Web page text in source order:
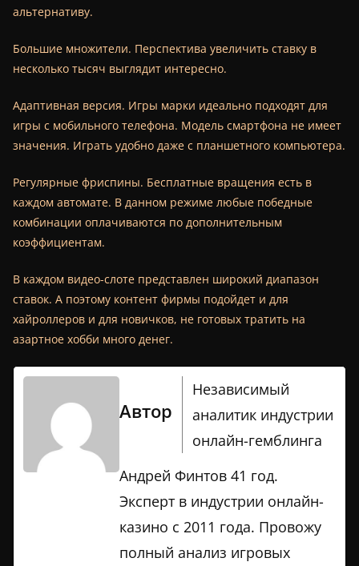
альтернативу.
Большие множители. Перспектива увеличить ставку в
несколько тысяч выглядит интересно.
Адаптивная версия. Игры марки идеально подходят для
игры с мобильного телефона. Модель смартфона не имеет
значения. Играть удобно даже с планшетного компьютера.
Регулярные фриспины. Бесплатные вращения есть в
каждом автомате. В данном режиме любые победные
комбинации оплачиваются по дополнительным
коэффициентам.
В каждом видео-слоте представлен широкий диапазон
ставок. А поэтому контент фирмы подойдет и для
хайроллеров и для новичков, не готовых тратить на
азартное хобби много денег.
Автор
Независимый
аналитик индустрии
онлайн-гемблинга
Андрей Финтов 41 год.
Эксперт в индустрии онлайн-
казино с 2011 года. Провожу
полный анализ игровых